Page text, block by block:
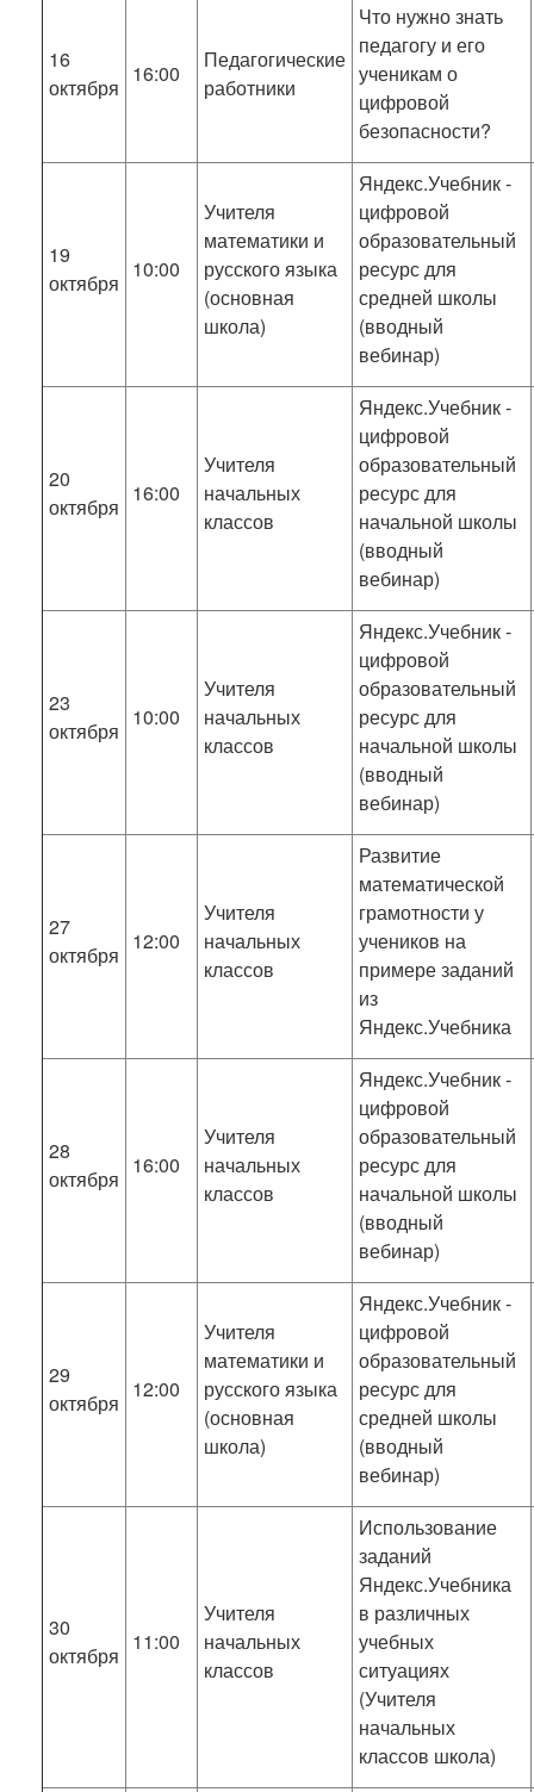
16
октября
16:00
Педагогические
работники
Что нужно знать
педагогу и его
ученикам о
цифровой
безопасности?
19
октября
10:00
Учителя
математики и
русского языка
(основная
школа)
Яндекс.Учебник -
цифровой
образовательный
ресурс для
средней школы
(вводный
вебинар)
20
октября
16:00
Учителя
начальных
классов
Яндекс.Учебник -
цифровой
образовательный
ресурс для
начальной школы
(вводный
вебинар)
23
октября
10:00
Учителя
начальных
классов
Яндекс.Учебник -
цифровой
образовательный
ресурс для
начальной школы
(вводный
вебинар)
27
октября
12:00
Учителя
начальных
классов
Развитие
математической
грамотности у
учеников на
примере заданий
из
Яндекс.Учебника
28
октября
16:00
Учителя
начальных
классов
Яндекс.Учебник -
цифровой
образовательный
ресурс для
начальной школы
(вводный
вебинар)
29
октября
12:00
Учителя
математики и
русского языка
(основная
школа)
Яндекс.Учебник -
цифровой
образовательный
ресурс для
средней школы
(вводный
вебинар)
30
октября
11:00
Учителя
начальных
классов
Использование
заданий
Яндекс.Учебника
в различных
учебных
ситуациях
(Учителя
начальных
классов школа)